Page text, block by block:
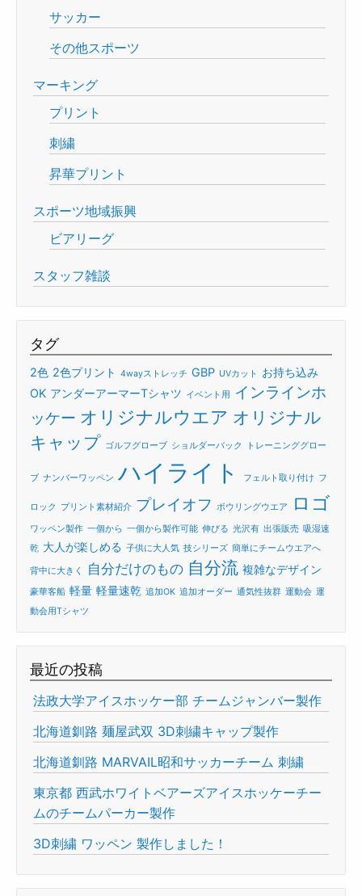
サッカー
その他スポーツ
マーキング
プリント
刺繍
昇華プリント
スポーツ地域振興
ビアリーグ
スタッフ雑談
タグ
2色 2色プリント 4wayストレッチ GBP UVカット
お持ち込み
OK アンダーアーマーTシャツ イベント用
インラインホ
ッケー オリジナルウエア オリジナル
キャップ ゴルフグローブ ショルダーバック トレーニンググロー
ブ ナンバーワッペン ハイライト フェルト取り付け フ
ロック プリント素材紹介 プレイオフ ボウリングウエア ロゴ
ワッペン製作 一個から 一個から製作可能 伸びる 光沢有 出張販売 吸湿速
乾 大人が楽しめる 子供に大人気 技シリーズ 簡単にチームウエアへ
背中に大きく 自分だけのもの 自分流 複雑なデザイン
豪華客船 軽量 軽量速乾 追加OK 追加オーダー 通気性抜群 運動会 運
動会用Tシャツ
最近の投稿
法政大学アイスホッケー部 チームジャンバー製作
北海道釧路 麺屋武双 3D刺繍キャップ製作
北海道釧路 MARVAIL昭和サッカーチーム 刺繍
東京都 西武ホワイトベアーズアイスホッケーチー
ムのチームパーカー製作
3D刺繍 ワッペン 製作しました！